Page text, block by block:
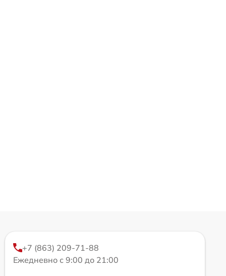
+7 (863) 209-71-88
Ежедневно с 9:00 до 21:00